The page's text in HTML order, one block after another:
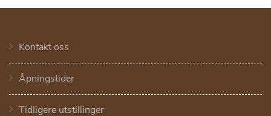
Kontakt oss
Åpningstider
Tidligere utstillinger